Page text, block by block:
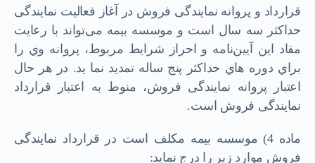
ﻗﺮارداد و ﭘﺮواﻧﻪ ﻧﻤﺎﯾﻨﺪﮔﯽ ﻓﺮوش در آﻏﺎز ﻓﻌﺎﻟﯿﺖ ﻧﻤﺎﯾﻨﺪﮔﯽ
ﺣﺪاﮐﺜﺮ ﺳﻪ ﺳﺎل اﺳﺖ و ﻣﻮﺳﺴﻪ ﺑﯿﻤﻪ ﻣﯽﺗﻮاﻧﺪ ﺑﺎ رﻋﺎﯾﺖ
ﻣﻔﺎد اﯾﻦ آﯾﯿﻦﻧﺎﻣﻪ و اﺣﺮاز ﺷﺮاﯾﻂ ﻣﺮﺑﻮط، ﭘﺮواﻧﻪ وي را
ﺑﺮاي دوره ﻫﺎي ﺣﺪاﮐﺜﺮ ﭘﻨﺞ ﺳﺎﻟﻪ ﺗﻤﺪﯾﺪ ﻧﻤﺎ ﯾﺪ. در ﻫﺮ ﺣﺎل
اﻋﺘﺒﺎر ﭘﺮواﻧﻪ ﻧﻤﺎﯾﻨﺪگی ﻓﺮوش، ﻣﻨﻮط ﺑﻪ اﻋﺘﺒﺎر ﻗﺮارداد
ﻧﻤﺎﯾﻨﺪﮔﯽ ﻓﺮوش اﺳﺖ.
ﻣﺎده 4) ﻣﻮﺳﺴﻪ ﺑﯿﻤﻪ ﻣﮑﻠﻒ اﺳﺖ در ﻗﺮارداد ﻧﻤﺎﯾﻨﺪﮔﯽ
ﻓﺮوش ﻣﻮارد زﯾﺮ را درج ﻧﻤﺎﯾﺪ: